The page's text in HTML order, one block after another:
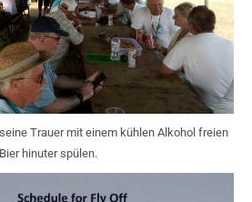
Trauer mit einem kühlen Alkohol freien
Bier hinuter spülen.